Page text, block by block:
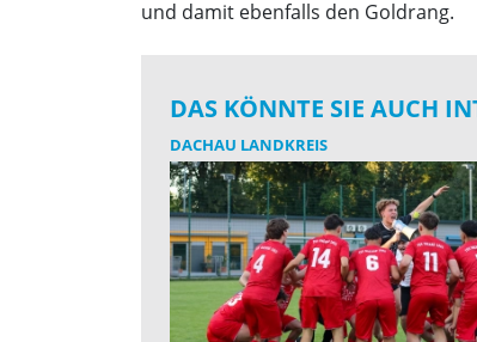
und damit ebenfalls den Goldrang.
DAS KÖNNTE SIE AUCH
DACHAU LANDKREIS